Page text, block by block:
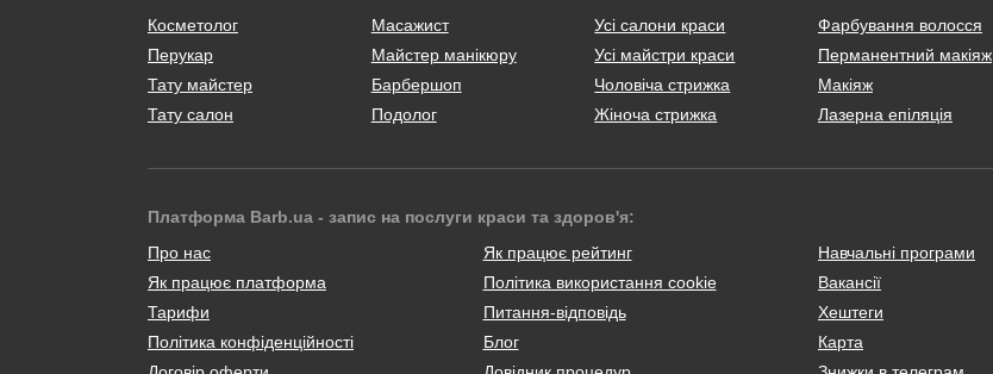
Косметолог
Масажист
Перукар
Майстер манікюру
Тату майстер
Барбершоп
Тату салон
Подолог
Усі салони краси
Усі майстри краси
Чоловіча стрижка
Жіноча стрижка
Фарбування волосся
Перманентний макіяж
Макіяж
Лазерна епіляція
Платформа Barb.ua - запис на послуги краси та здоров'я:
Про нас
Як працює платформа
Тарифи
Політика конфіденційності
Як працює рейтинг
Політика використання cookie
Питання-відповідь
Блог
Навчальні програми
Вакансії
Хештеги
Карта